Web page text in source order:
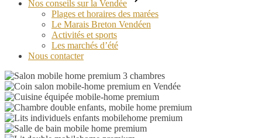
Nos conseils sur la Vendée
Plages et horaires des marées
Le Marais Breton Vendéen
Activités et sports
Les marchés d’été
Nous contacter